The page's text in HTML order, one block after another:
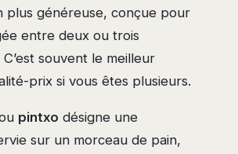
plus généreuse, conçue pour
entre deux ou trois
souvent le meilleur
prix si vous êtes plusieurs.
pintxo désigne une
sur un morceau de pain,